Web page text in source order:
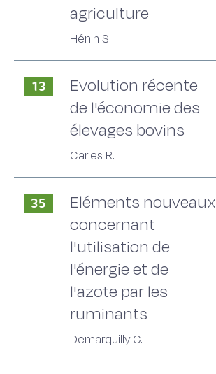
agriculture
Hénin S.
13
Evolution récente
de l'économie des
élevages bovins
Carles R.
35
Eléments nouveaux
concernant
l'utilisation de
l'énergie et de
l'azote par les
ruminants
Demarquilly C.